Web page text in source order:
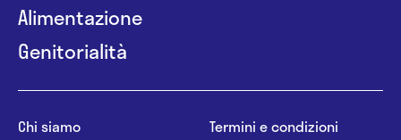
Alimentazione
Genitorialità
Chi siamo
Termini e condizioni